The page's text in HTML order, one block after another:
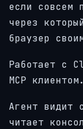
если совсем
через
браузер
Работает с
MCP клиентом.
Агент видит
читает